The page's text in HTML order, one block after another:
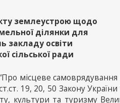
землеустрою щодо
ділянки для
закладу освіти
сільської ради
місцеве самоврядування
19, 20, 50 Закону
культури та туризму